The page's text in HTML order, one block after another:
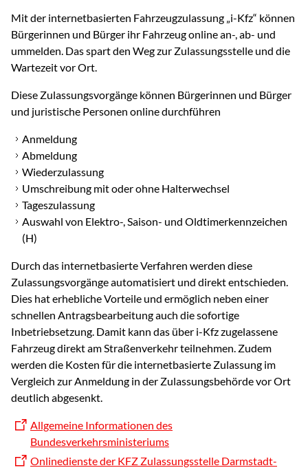
Mit der internetbasierten Fahrzeugzulassung „i-Kfz“ können
Bürgerinnen und Bürger ihr Fahrzeug online an-, ab- und
ummelden. Das spart den Weg zur Zulassungsstelle und die
Wartezeit vor Ort.
Diese Zulassungsvorgänge können Bürgerinnen und Bürger
und juristische Personen online durchführen
Anmeldung
Abmeldung
Wiederzulassung
Umschreibung mit oder ohne Halterwechsel
Tageszulassung
Auswahl von Elektro-, Saison- und Oldtimerkennzeichen
(H)
Durch das internetbasierte Verfahren werden diese
Zulassungsvorgänge automatisiert und direkt entschieden.
Dies hat erhebliche Vorteile und ermöglich neben einer
schnellen Antragsbearbeitung auch die sofortige
Inbetriebsetzung. Damit kann das über i-Kfz zugelassene
Fahrzeug direkt am Straßenverkehr teilnehmen. Zudem
werden die Kosten für die internetbasierte Zulassung im
Vergleich zur Anmeldung in der Zulassungsbehörde vor Ort
deutlich abgesenkt.
Allgemeine Informationen des
Bundesverkehrsministeriums
Onlinedienste der KFZ Zulassungsstelle Darmstadt-